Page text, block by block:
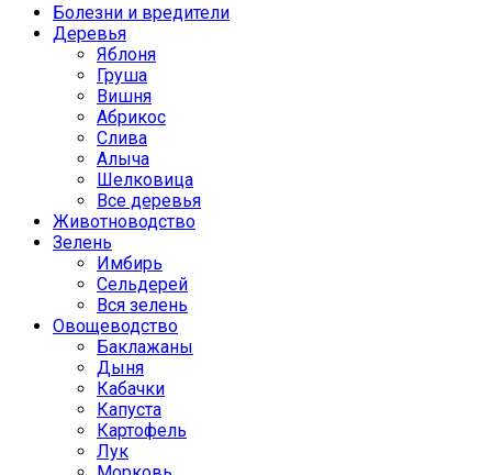
Болезни и вредители
Деревья
Яблоня
Груша
Вишня
Абрикос
Слива
Алыча
Шелковица
Все деревья
Животноводство
Зелень
Имбирь
Сельдерей
Вся зелень
Овощеводство
Баклажаны
Дыня
Кабачки
Капуста
Картофель
Лук